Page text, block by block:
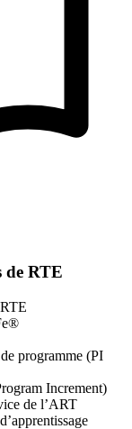
de RTE
programme (PI
Increment)
de l’ART